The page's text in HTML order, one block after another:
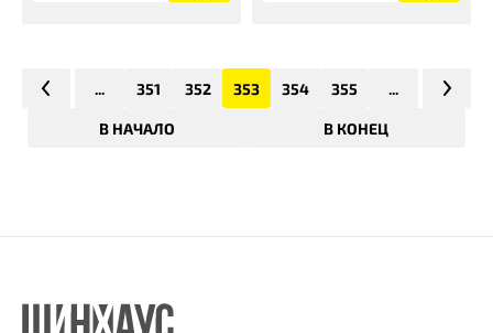
В НАЧАЛО
... 351 352 353 354 355 ...
В КОНЕЦ